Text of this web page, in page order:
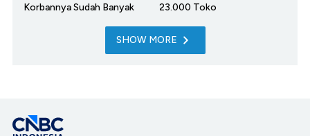
Korbannya Sudah Banyak
23.000 Toko
SHOW MORE